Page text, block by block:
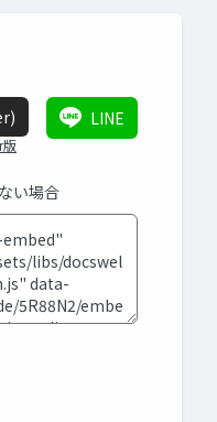
版
LINE
い場合